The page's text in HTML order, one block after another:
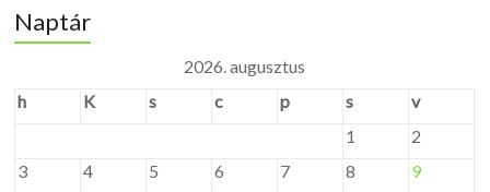
Naptár
2026. augusztus
h
K s c p s
v
1
2
3
4 5 6 7 8
9